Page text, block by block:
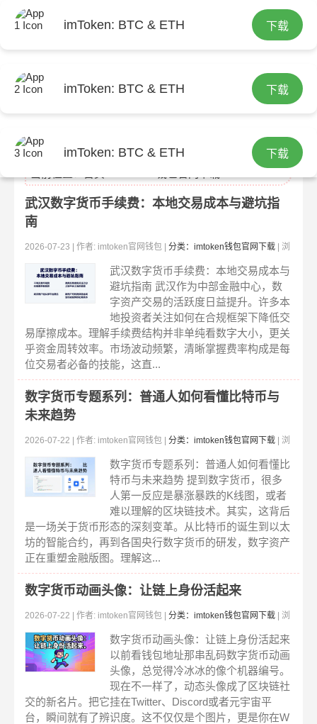
imToken: BTC & ETH 下载
imToken: BTC & ETH 下载
imToken: BTC & ETH 下载
武汉数字货币手续费：本地交易成本与避坑指
南
2026-07-23 | 作者: imtoken官网钱包 | 分类：imtoken钱包官网下载 | 浏
览:228
武汉数字货币手续费：本地交易成本与
避坑指南 武汉作为中部金融中心，数
字资产交易的活跃度日益提升。许多本
地投资者关注如何在合规框架下降低交
易摩擦成本。理解手续费结构并非单纯看数字大小，更关
乎资金周转效率。市场波动频繁，清晰掌握费率构成是每
位交易者必备的技能，这直...
数字货币专题系列：普通人如何看懂比特币与
未来趋势
2026-07-22 | 作者: imtoken官网钱包 | 分类：imtoken钱包官网下载 | 浏
览:303
数字货币专题系列：普通人如何看懂比
特币与未来趋势 提到数字货币，很多
人第一反应是暴涨暴跌的K线图，或者
难以理解的区块链技术。其实，这背后
是一场关于货币形态的深刻变革。从比特币的诞生到以太
坊的智能合约，再到各国央行数字货币的研发，数字资产
正在重塑金融版图。理解这...
数字货币动画头像：让链上身份活起来
2026-07-22 | 作者: imtoken官网钱包 | 分类：imtoken钱包官网下载 | 浏
览:286
数字货币动画头像：让链上身份活起来
以前看钱包地址那串乱码数字货币动画
头像，总觉得冷冰冰的像个机器编号。
现在不一样了，动态头像成了区块链社
交的新名片。把它挂在Twitter、Discord或者元宇宙平
台，瞬间就有了辨识度。这不仅仅是个图片，更是你在W